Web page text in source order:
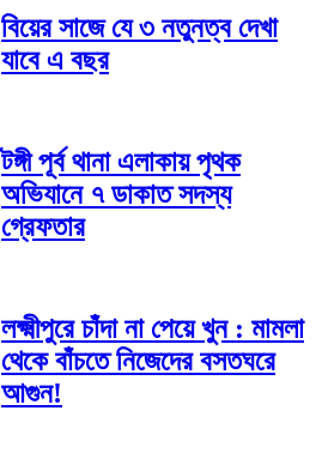
বিয়ের সাজে যে ৩ নতুনত্ব দেখা
যাবে এ বছর
টঙ্গী পূর্ব থানা এলাকায় পৃথক
অভিযানে ৭ ডাকাত সদস্য
গ্রেফতার
লক্ষ্মীপুরে চাঁদা না পেয়ে খুন : মামলা
থেকে বাঁচতে নিজেদের বসতঘরে
আগুন!